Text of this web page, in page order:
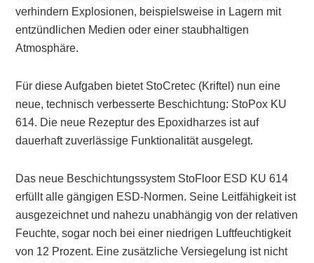
verhindern Explosionen, beispielsweise in Lagern mit
entzündlichen Medien oder einer staubhaltigen
Atmosphäre.
Für diese Aufgaben bietet StoCretec (Kriftel) nun eine
neue, technisch verbesserte Beschichtung: StoPox KU
614. Die neue Rezeptur des Epoxidharzes ist auf
dauerhaft zuverlässige Funktionalität ausgelegt.
Das neue Beschichtungssystem StoFloor ESD KU 614
erfüllt alle gängigen ESD-Normen. Seine Leitfähigkeit ist
ausgezeichnet und nahezu unabhängig von der relativen
Feuchte, sogar noch bei einer niedrigen Luftfeuchtigkeit
von 12 Prozent. Eine zusätzliche Versiegelung ist nicht